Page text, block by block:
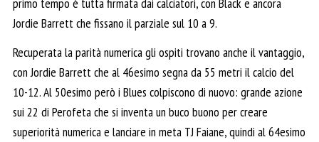
primo tempo è tutta firmata dai calciatori, con Black e ancora
Jordie Barrett che fissano il parziale sul 10 a 9.
Recuperata la parità numerica gli ospiti trovano anche il vantaggio,
con Jordie Barrett che al 46esimo segna da 55 metri il calcio del
10-12. Al 50esimo però i Blues colpiscono di nuovo: grande azione
sui 22 di Perofeta che si inventa un buco buono per creare
superiorità numerica e lanciare in meta TJ Faiane, quindi al 64esimo